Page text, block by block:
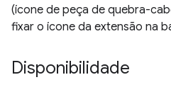
(ícone de peça de quebra-
fixar o ícone da extensão na
Disponibilidade